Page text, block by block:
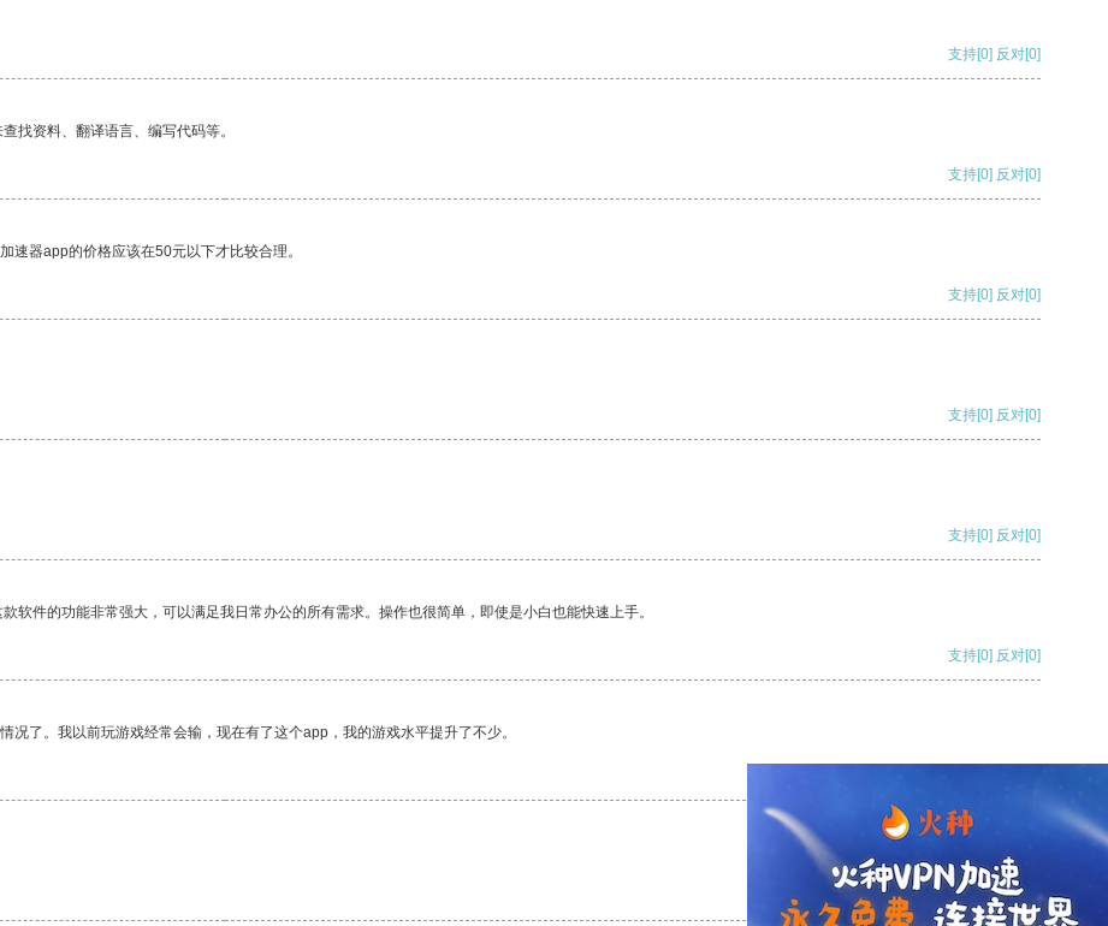
支持[0] 反对[0]
找资料、翻译语言、编写代码等。
支持[0] 反对[0]
速器app的价格应该在50元以下才比较合理。
支持[0] 反对[0]
支持[0] 反对[0]
支持[0] 反对[0]
软件的功能非常强大，可以满足我日常办公的所有需求。操作也很简单，即使是小白也能快速上手。
支持[0] 反对[0]
了。我以前玩游戏经常会输，现在有了这个app，我的游戏水平提升了不少。
支持 [0] 反对 [0]